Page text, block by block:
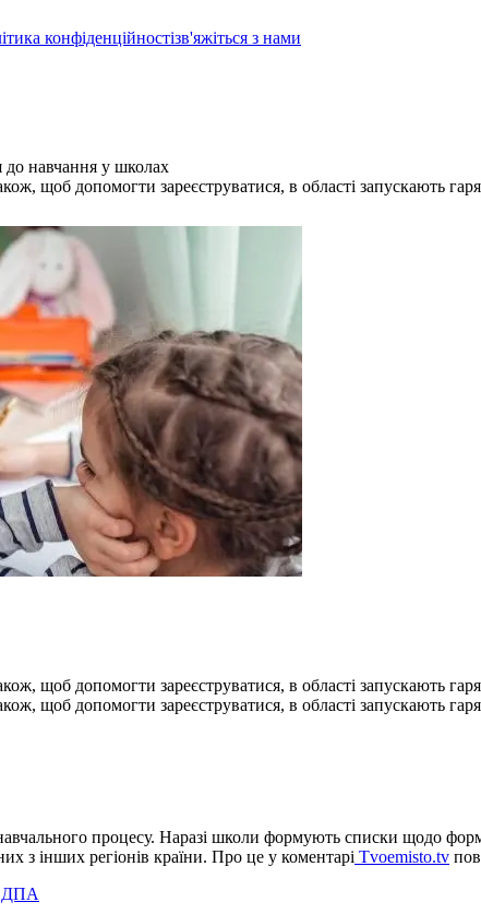
конфіденційностізв'яжіться з нами
до навчання у школах
щоб допомогти зареєструватися, в області запускають
щоб допомогти зареєструватися, в області запускають
щоб допомогти зареєструватися, в області запускають
процесу. Наразі школи формують списки щодо
з інших регіонів країни. Про це у коментарі Tvoemisto.tv
ДПА